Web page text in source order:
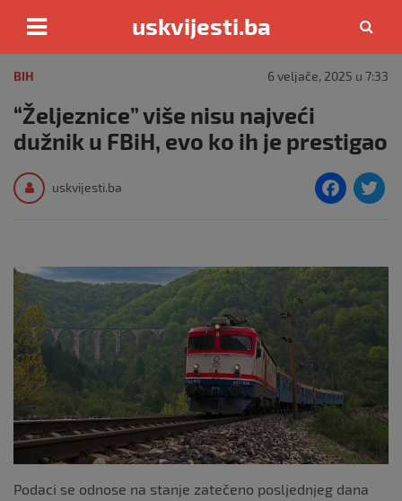
content
uskvijesti.ba
BIH 6 veljače, 2025 u 7:33
“Željeznice” više nisu najveći
dužnik u FBiH, evo ko ih je prestigao
uskvijesti.ba
F
e
b
o
o
Podaci se odnose na stanje zatečeno posljednjeg dana